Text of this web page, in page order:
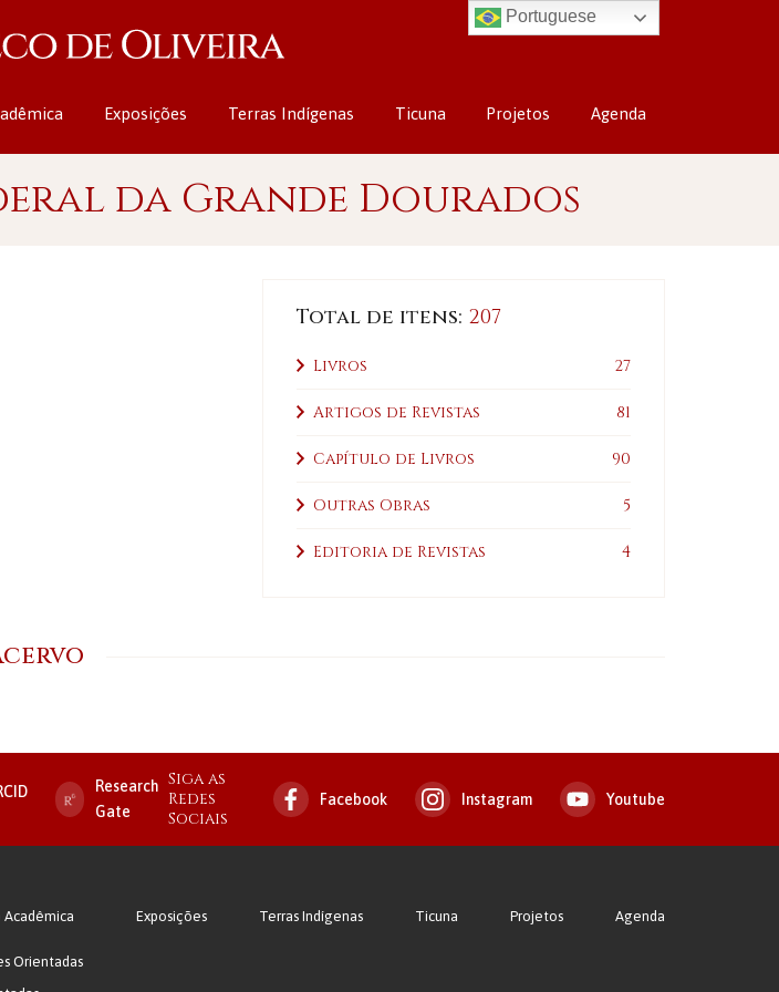
Exposições Terras Indígenas Ticuna Projetos Agenda
da Grande Dourados
Total de itens: 207
Livros 27
Artigos de Revistas 81
Capítulo de Livros 90
Outras Obras 5
Editoria de Revistas 4
Research
Gate
Siga as
Redes
Sociais
Facebook Instagram Youtube
Orientadas
Exposições Terras Indígenas Ticuna Projetos Agenda
Portuguese